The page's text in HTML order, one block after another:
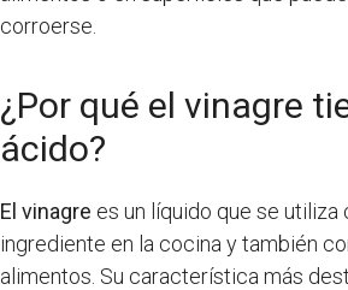
corroerse.
¿Por qué el vinagre
ácido?
El vinagre es un líquido que se
ingrediente en la cocina y también
alimentos. Su característica más